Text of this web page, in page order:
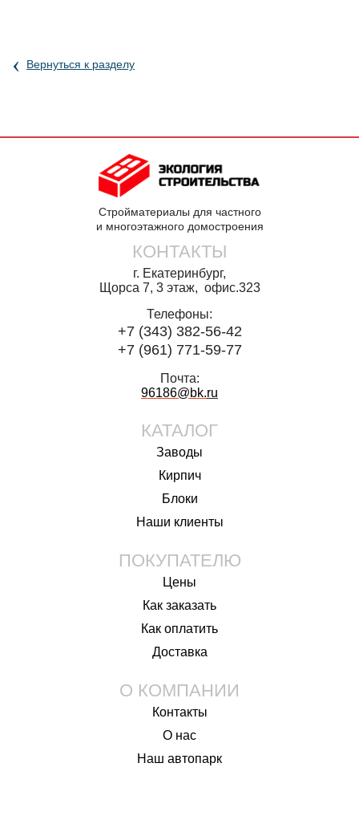
‹ Вернуться к разделу
Стройматериалы для частного
и многоэтажного домостроения
КОНТАКТЫ
г. Екатеринбург,
Щорса 7, 3 этаж, офис.323
Телефоны:
+7 (343) 382-56-42
+7 (961) 771-59-77
Почта:
96186@bk.ru
КАТАЛОГ
Заводы
Кирпич
Блоки
Наши клиенты
ПОКУПАТЕЛЮ
Цены
Как заказать
Как оплатить
Доставка
О КОМПАНИИ
Контакты
О нас
Наш автопарк